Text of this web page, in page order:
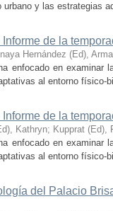
y las estrategias
de la
Hernández (Ed),
enfocado en examinar
al entorno físico-
de la
Kathryn; Kupprat (Ed),
enfocado en examinar
al entorno físico-
del Palacio